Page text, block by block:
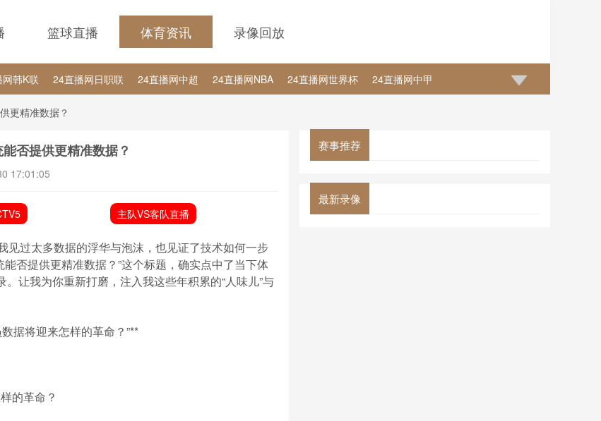
篮球直播 体育资讯 录像回放
韩K联 24直播网日职联 24直播网中超 24直播网NBA 24直播网世界杯 24直播网中甲
网中超 24直播网NBA
更精准数据？
否提供更精准数据？
17:01:05
主队VS客队直播
过太多数据的浮华与泡沫，也见证了技术如何一步
能否提供更精准数据？”这个标题，确实点中了当下体
让我为你重新打磨，注入我这些年积累的“人味儿”与
据将迎来怎样的革命？”**
的革命？
赛事推荐
最新录像